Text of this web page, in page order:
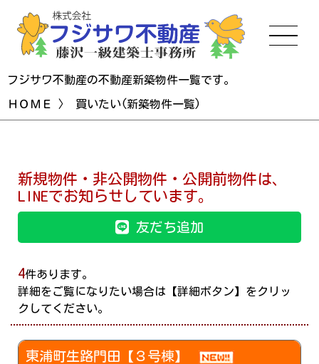
フジサワ不動産の不動産新築物件一覧です。
ＨＯＭＥ 〉 買いたい(新築物件一覧)
新規物件・非公開物件・公開前物件は、
LINEでお知らせしています。
友だち追加
4件あります。
詳細をご覧になりたい場合は【詳細ボタン】をクリッ
クしてください。
東浦町生路門田【３号棟】